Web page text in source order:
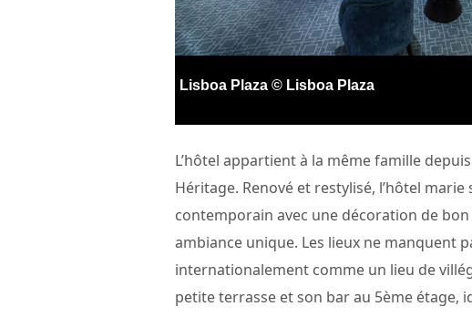
Lisboa Plaza © Lisboa Plaza
L’hôtel appartient à la même famille
Héritage. Renové et restylisé, l’hôtel
contemporain avec une décoration de
ambiance unique. Les lieux ne manquent
internationalement comme un lieu de
petite terrasse et son bar au 5ème étage,